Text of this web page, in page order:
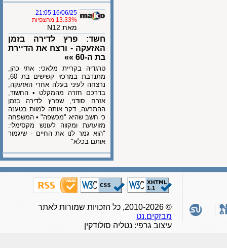
16/06/25 21:05
13.33% מהצפיות
מאת N12
חשד: פרץ לדירה בזמן
האזעקה - ורצח את הדיירת
בת ה-60 »»
טרגדיה בקריית מלאכי: אתי כהן,
נרצחה לעיני בעלה אחרי האזעקה,
בדרכם חזרה מהמקלט • החשוד,
אזרח סודני, שפרץ לדירה בזמן
ההתרעה, דקר אותה למוות בטענה
כי חשב שהיא "מכשפה" • המשפחה
מזועזעת ומקווה לעונש מקסימלי:
"הוא גמר לנו את החיים - שיגמור
אותם בכלא"
מבזקים.נט
עיצוב גרפי: נטליה סולודקין